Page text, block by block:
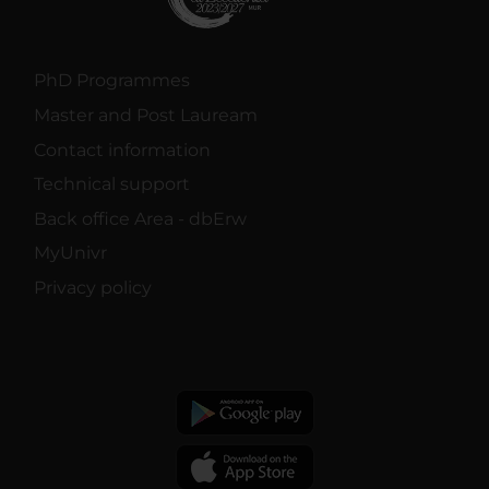
PhD Programmes
Master and Post Lauream
Contact information
Technical support
Back office Area - dbErw
MyUnivr
Privacy policy